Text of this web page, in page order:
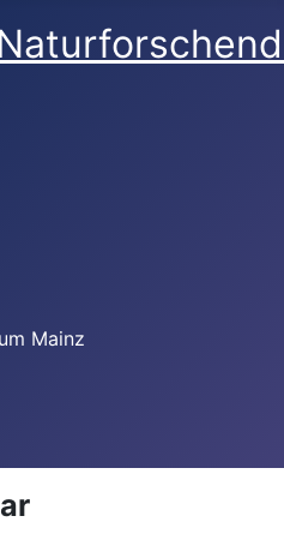
Mainz